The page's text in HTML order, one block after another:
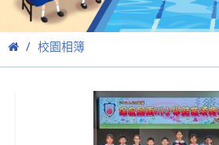
校園相簿